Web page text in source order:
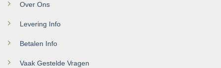
Over Ons
Levering Info
Betalen Info
Vaak Gestelde Vragen